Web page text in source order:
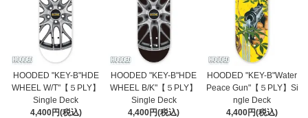
HOODED "KEY-B"HDE
WHEEL W/T"【５PLY】
Single Deck
4,400円(税込)
HOODED "KEY-B"HDE
WHEEL B/K"【５PLY】
Single Deck
4,400円(税込)
HOODED "KEY-B"Water
Peace Gun"【５PLY】Si
ngle Deck
4,400円(税込)